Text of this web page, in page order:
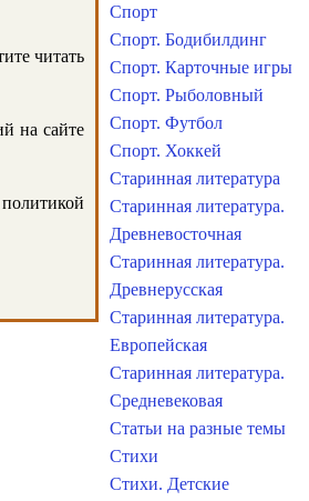
читать
на сайте
Спорт
Спорт. Бодибилдинг
Спорт. Карточные игры
Спорт. Рыболовный
Спорт. Футбол
Спорт. Хоккей
Старинная литература
Старинная литература.
Древневосточная
Старинная литература.
Древнерусская
Старинная литература.
Европейская
Старинная литература.
Средневековая
Статьи на разные темы
Стихи
Стихи. Детские